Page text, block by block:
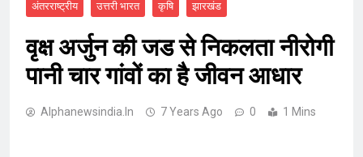
अंतरराष्ट्रीय उत्तरी भारत कृषि झारखंड
वृक्ष अर्जुन की जड से निकलता नीरोगी
पानी चार गांवों का है जीवन आधार
Alphanewsindia.in 7 Years Ago 0 1 Mins